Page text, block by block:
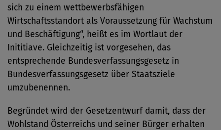
sich zu einem wettbewerbsfähigen
Wirtschaftsstandort als Voraussetzung für Wachstum
und Beschäftigung“, heißt es im Wortlaut der
Inititiave. Gleichzeitig ist vorgesehen, das
entsprechende Bundesverfassungsgesetz in
Bundesverfassungsgesetz über Staatsziele
umzubenennen.
Begründet wird der Gesetzentwurf damit, dass der
Wohlstand Österreichs und seiner Bürger erhalten